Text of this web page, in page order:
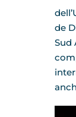
de
Sud